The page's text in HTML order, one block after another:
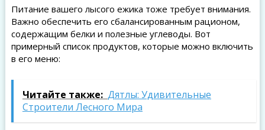
Питание вашего лысого ежика тоже требует внимания.
Важно обеспечить его сбалансированным рационом,
содержащим белки и полезные углеводы. Вот
примерный список продуктов, которые можно включить
в его меню:
Читайте также: Дятлы: Удивительные
Строители Лесного Мира